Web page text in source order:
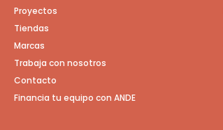
Proyectos
Tiendas
Marcas
Trabaja con nosotros
Contacto
Financia tu equipo con ANDE